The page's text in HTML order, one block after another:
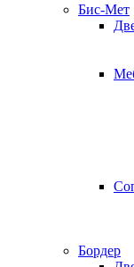
Бис-Мет
Бордер